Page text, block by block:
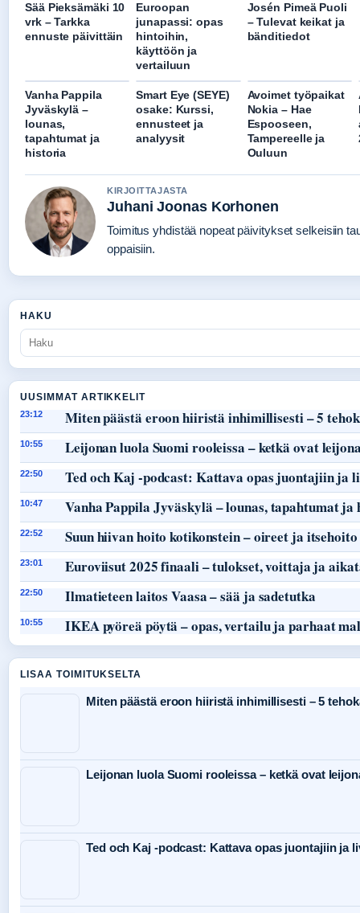
Sää Pieksämäki 10
vrk – Tarkka
ennuste päivittäin
Euroopan
junapassi: opas
hintoihin,
käyttöön ja
vertailuun
Josén Pimeä Puoli
– Tulevat keikat ja
bänditiedot
Vanha Pappila
Jyväskylä –
lounas,
tapahtumat ja
historia
Smart Eye (SEYE)
osake: Kurssi,
ennusteet ja
analyysit
Avoimet työpaikat
Nokia – Hae
Espooseen,
Tampereelle ja
Ouluun
KIRJOITTAJASTA
Juhani Joonas Korhonen
Toimitus yhdistää nopeat päivitykset selkeisiin
oppaisiin.
HAKU
UUSIMMAT ARTIKKELIT
23:12 Miten päästä eroon hiiristä inhimillisesti – 5
10:55 Leijonan luola Suomi rooleissa – ketkä ovat
22:50 Ted och Kaj -podcast: Kattava opas juontajiin ja
10:47 Vanha Pappila Jyväskylä – lounas, tapahtumat
22:52 Suun hiivan hoito kotikonstein – oireet ja itsehoito
23:01 Euroviisut 2025 finaali – tulokset, voittaja ja
22:50 Ilmatieteen laitos Vaasa – sää ja sadetutka
10:55 IKEA pyöreä pöytä – opas, vertailu ja parhaat
LISAA TOIMITUKSELTA
Miten päästä eroon hiiristä inhimillisesti – 5
Leijonan luola Suomi rooleissa – ketkä ovat
Ted och Kaj -podcast: Kattava opas juontajiin ja